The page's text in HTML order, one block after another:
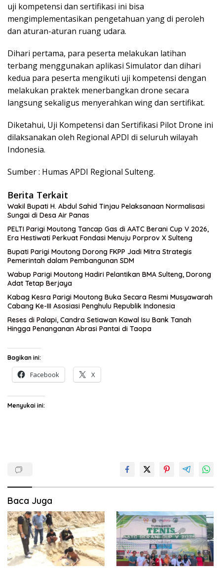
uji kompetensi dan sertifikasi ini bisa
mengimplementasikan pengetahuan yang di peroleh
dan aturan-aturan ruang udara.
Dihari pertama, para peserta melakukan latihan
terbang menggunakan aplikasi Simulator dan dihari
kedua para peserta mengikuti uji kompetensi dengan
melakukan praktek menerbangkan drone secara
langsung sekaligus menyerahkan wing dan sertifikat.
Diketahui, Uji Kompetensi dan Sertifikasi Pilot Drone ini
dilaksanakan oleh Regional APDI di seluruh wilayah
Indonesia.
Sumber : Humas APDI Regional Sulteng.
Berita Terkait
Wakil Bupati H. Abdul Sahid Tinjau Pelaksanaan Normalisasi
Sungai di Desa Air Panas
PELTI Parigi Moutong Tancap Gas di AATC Berani Cup V 2026,
Era Hestiwati Perkuat Fondasi Menuju Porprov X Sulteng
Bupati Parigi Moutong Dorong FKPP Jadi Mitra Strategis
Pemerintah dalam Pembangunan SDM
Wabup Parigi Moutong Hadiri Pelantikan BMA Sulteng, Dorong
Adat Tetap Berjaya
Kabag Kesra Parigi Moutong Buka Secara Resmi Musyawarah
Cabang Ke-III Asosiasi Penghulu Republik Indonesia
Reses di Palapi, Candra Setiawan Kawal Isu Bank Tanah
Hingga Penanganan Abrasi Pantai di Taopa
Bagikan ini:
Facebook X
Menyukai ini:
Baca Juga